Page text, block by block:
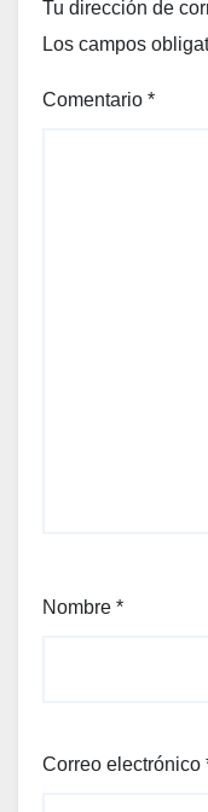
Tu dirección de
Los campos
Comentario *
Nombre *
Correo electrónico